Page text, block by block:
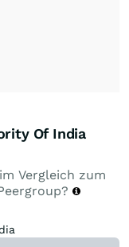
Of India
im Vergleich zum